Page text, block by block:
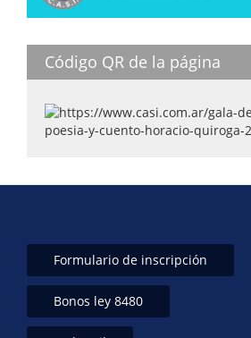
Código QR de la página
Formulario de inscripción
Bonos ley 8480